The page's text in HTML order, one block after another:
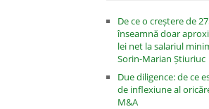
De ce o creștere de
înseamnă doar
lei net la salariul
Sorin-Marian Știuriuc
Due diligence: de ce
de inflexiune al
M&A